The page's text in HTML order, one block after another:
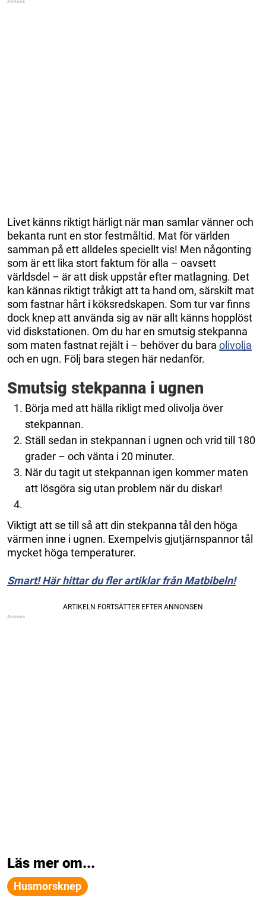
Livet känns riktigt härligt när man samlar vänner och
bekanta runt en stor festmåltid. Mat för världen
samman på ett alldeles speciellt vis! Men någonting
som är ett lika stort faktum för alla – oavsett
världsdel – är att disk uppstår efter matlagning. Det
kan kännas riktigt tråkigt att ta hand om, särskilt mat
som fastnar hårt i köksredskapen. Som tur var finns
dock knep att använda sig av när allt känns hopplöst
vid diskstationen. Om du har en smutsig stekpanna
som maten fastnat rejält i – behöver du bara olivolja
och en ugn. Följ bara stegen här nedanför.
Smutsig stekpanna i ugnen
Börja med att hälla rikligt med olivolja över
stekpannan.
Ställ sedan in stekpannan i ugnen och vrid till 180
grader – och vänta i 20 minuter.
När du tagit ut stekpannan igen kommer maten
att lösgöra sig utan problem när du diskar!
Viktigt att se till så att din stekpanna tål den höga
värmen inne i ugnen. Exempelvis gjutjärnspannor tål
mycket höga temperaturer.
Smart! Här hittar du fler artiklar från Matbibeln!
Läs mer om...
Husmorsknep